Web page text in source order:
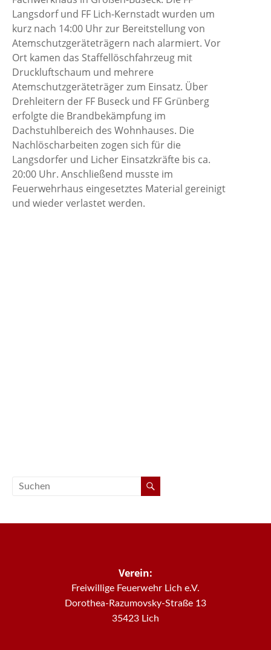
Langsdorf und FF Lich-Kernstadt wurden um
kurz nach 14:00 Uhr zur Bereitstellung von
Atemschutzgeräteträgern nach alarmiert. Vor
Ort kamen das Staffellöschfahrzeug mit
Druckluftschaum und mehrere
Atemschutzgeräteträger zum Einsatz. Über
Drehleitern der FF Buseck und FF Grünberg
erfolgte die Brandbekämpfung im
Dachstuhlbereich des Wohnhauses. Die
Nachlöscharbeiten zogen sich für die
Langsdorfer und Licher Einsatzkräfte bis ca.
20:00 Uhr. Anschließend musste im
Feuerwehrhaus eingesetztes Material gereinigt
und wieder verlastet werden.
Verein:
Freiwillige Feuerwehr Lich e.V.
Dorothea-Razumovsky-Straße 13
35423 Lich